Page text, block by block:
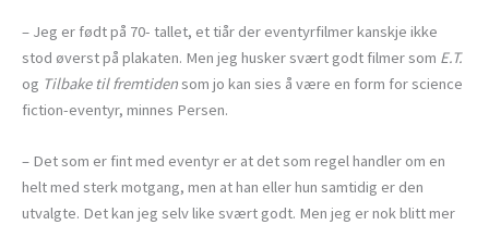
– Jeg er født på 70- tallet, et tiår der eventyrfilmer kanskje ikke
stod øverst på plakaten. Men jeg husker svært godt filmer som E.T.
og Tilbake til fremtidensom jo kan sies å være en form for science
fiction-eventyr, minnes Persen.
– Det som er fint med eventyr er at det som regel handler om en
helt med sterk motgang, men at han eller hun samtidig er den
utvalgte. Det kan jeg selv like svært godt. Men jeg er nok blitt mer